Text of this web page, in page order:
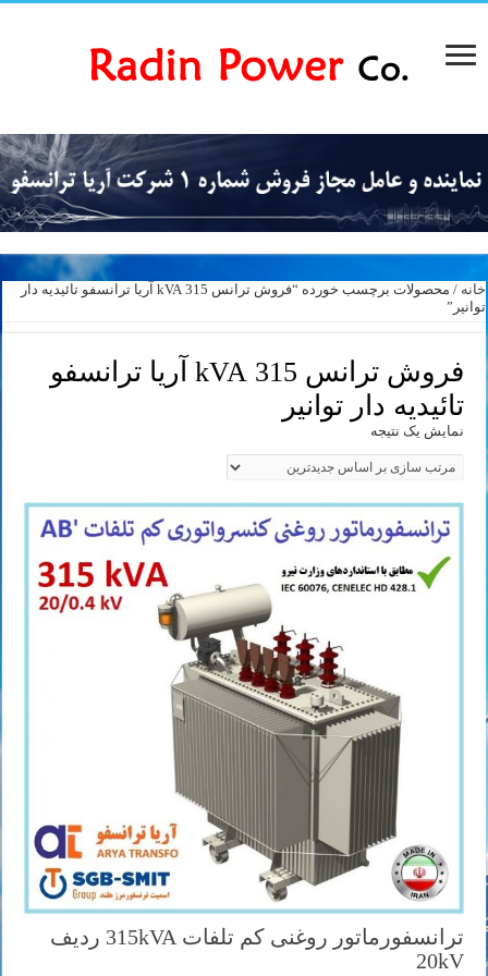
خانه
/ محصولات برچسب خورده “فروش ترانس 315 kVA آریا ترانسفو تائیدیه دار
توانیر”
فروش ترانس 315 kVA آریا ترانسفو
تائیدیه دار توانیر
نمایش یک نتیجه
ترانسفورماتور روغنی کم تلفات 315kVA ردیف
20kV